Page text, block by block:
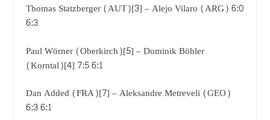
Thomas Statzberger (AUT)[3] – Alejo Vilaro (ARG) 6:0
6:3
Paul Wörner (Oberkirch)[5] – Dominik Böhler
(Korntal)[4] 7:5 6:1
Dan Added (FRA)[7] – Aleksandre Metreveli (GEO)
6:3 6:1